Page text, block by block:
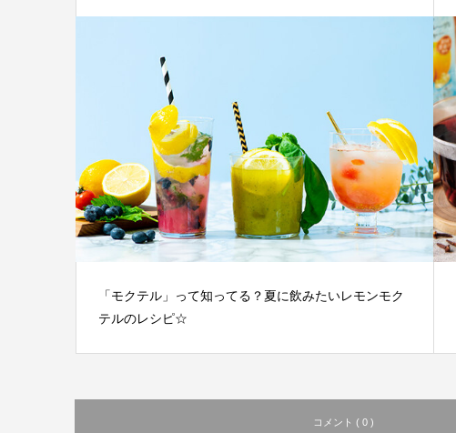
「モクテル」って知ってる？夏に飲みたいレモンモク
テルのレシピ☆
コメント ( 0 )